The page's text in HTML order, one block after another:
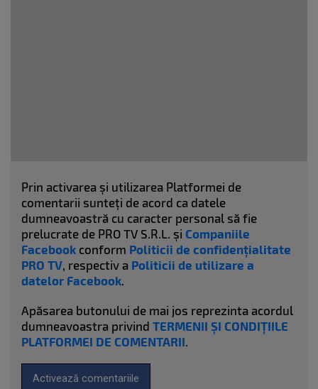
Prin activarea și utilizarea Platformei de
comentarii sunteți de acord ca datele
dumneavoastră cu caracter personal să fie
prelucrate de PRO TV S.R.L. și Companiile
Facebook conform Politicii de confidențialitate
PRO TV, respectiv a Politicii de utilizare a
datelor Facebook.
Apăsarea butonului de mai jos reprezinta acordul
dumneavoastra privind TERMENII ȘI CONDIȚIILE
PLATFORMEI DE COMENTARII.
Activează comentariile